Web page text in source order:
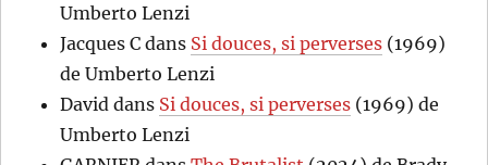
Umberto Lenzi
Jacques C dans Si douces, si perverses (1969)
de Umberto Lenzi
David dans Si douces, si perverses (1969) de
Umberto Lenzi